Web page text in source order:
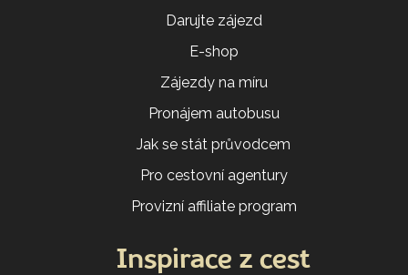
Darujte zájezd
E-shop
Zájezdy na míru
Pronájem autobusu
Jak se stát průvodcem
Pro cestovní agentury
Provizní affiliate program
Inspirace z cest